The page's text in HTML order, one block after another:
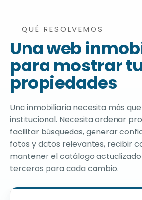
Resumen del servicio de diseño
QUÉ RESOLVEMOS
Una web
para mostrar
propiedades
Una inmobiliaria necesita más
institucional. Necesita ordenar
facilitar búsquedas, generar
fotos y datos relevantes, recibir
mantener el catálogo
terceros para cada cambio.